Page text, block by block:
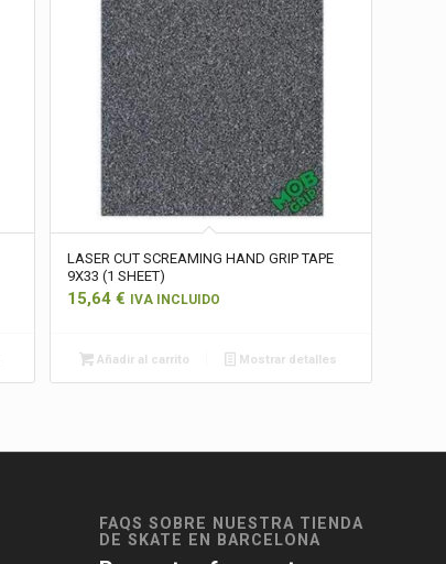
LASER CUT SCREAMING HAND GRIP TAPE
9X33 (1 SHEET)
15,64 € IVA INCLUIDO
Añadir al carrito Mostrar detalles
FAQS SOBRE NUESTRA TIENDA
DE SKATE EN BARCELONA